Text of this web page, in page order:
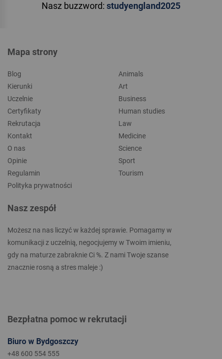
Nasz buzzword: studyengland2025
Mapa strony
Blog
Kierunki
Uczelnie
Certyfikaty
Rekrutacja
Kontakt
O nas
Opinie
Regulamin
Polityka prywatności
Animals
Art
Business
Human studies
Law
Medicine
Science
Sport
Tourism
Nasz zespół
Możesz na nas liczyć w każdej sprawie. Pomagamy w
komunikacji z uczelnią, negocjujemy w Twoim imieniu,
gdy na maturze zabraknie Ci %. Z nami Twoje szanse
znacznie rosną a stres maleje :)
Bezpłatna pomoc w rekrutacji
Biuro w Bydgoszczy
+48 600 554 555